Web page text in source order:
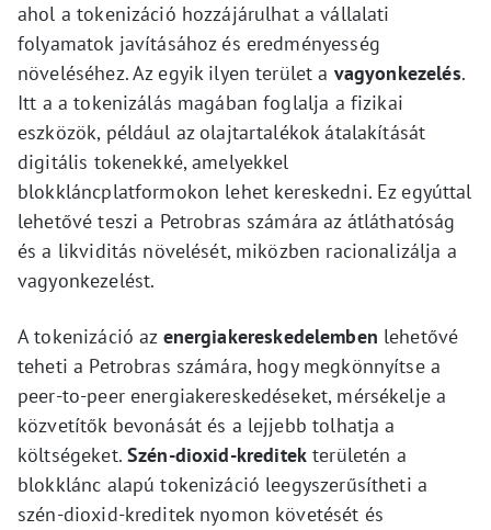
ahol a tokenizáció hozzájárulhat a vállalati
folyamatok javításához és eredményesség
növeléséhez. Az egyik ilyen terület a vagyonkezelés.
Itt a a tokenizálás magában foglalja a fizikai
eszközök, például az olajtartalékok átalakítását
digitális tokenekké, amelyekkel
blokkláncplatformokon lehet kereskedni. Ez egyúttal
lehetővé teszi a Petrobras számára az átláthatóság
és a likviditás növelését, miközben racionalizálja a
vagyonkezelést.
A tokenizáció az energiakereskedelemben lehetővé
teheti a Petrobras számára, hogy megkönnyítse a
peer-to-peer energiakereskedéseket, mérsékelje a
közvetítők bevonását és a lejjebb tolhatja a
költségeket. Szén-dioxid-kreditekterületén a
blokklánc alapú tokenizáció leegyszerűsítheti a
szén-dioxid-kreditek nyomon követését és